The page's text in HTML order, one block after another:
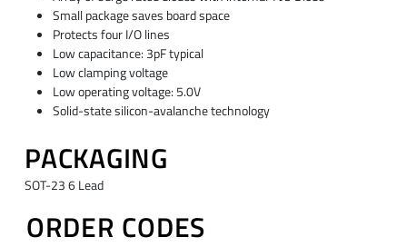
Small package saves board space
Protects four I/O lines
Low capacitance: 3pF typical
Low clamping voltage
Low operating voltage: 5.0V
Solid-state silicon-avalanche technology
PACKAGING
SOT-23 6 Lead
ORDER CODES